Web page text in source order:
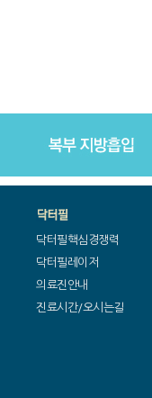
닥터필핵심경쟁력
닥터필레이저
의료진안내
진료시간/오시는길